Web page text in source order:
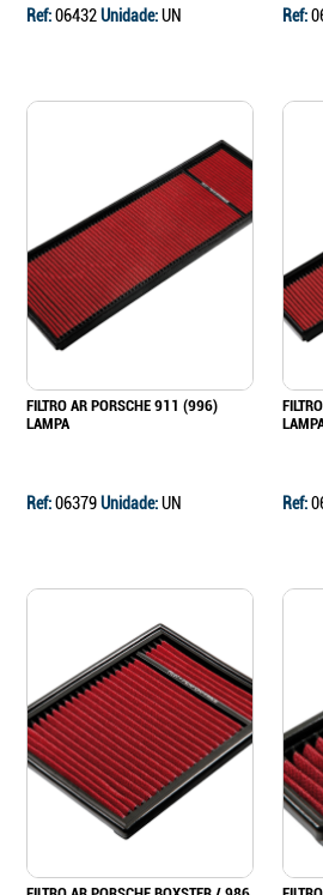
Ref:06432Unidade:UN Ref:
FILTRO AR PORSCHE 911 (996)
LAMPA
Ref:06379Unidade:UN Ref:
Continuar a